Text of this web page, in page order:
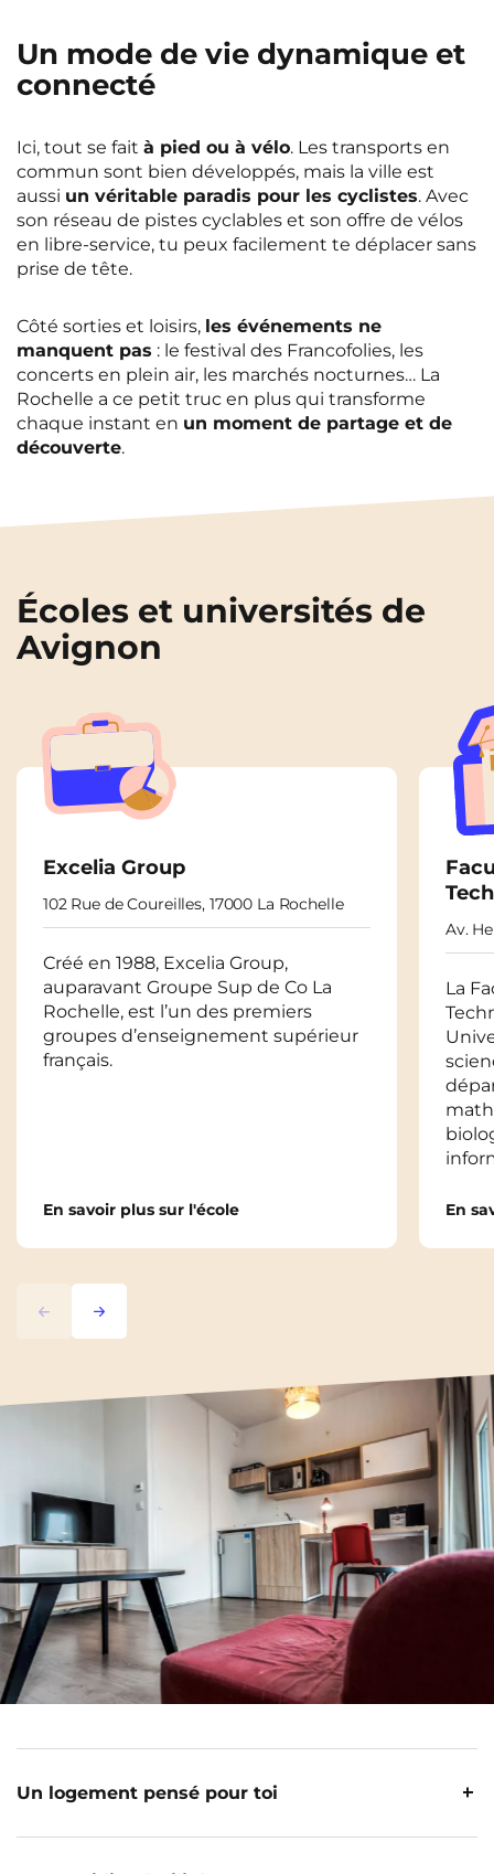
Un mode de vie dynamique et
connecté
Ici, tout se fait à pied ou à vélo. Les transports en
commun sont bien développés, mais la ville est
aussi un véritable paradis pour les cyclistes. Avec
son réseau de pistes cyclables et son offre de vélos
en libre-service, tu peux facilement te déplacer sans
prise de tête.
Côté sorties et loisirs, les événements ne
manquent pas : le festival des Francofolies, les
concerts en plein air, les marchés nocturnes… La
Rochelle a ce petit truc en plus qui transforme
chaque instant en un moment de partage et de
découverte.
Écoles et universités de
Avignon
PrécédentSuivant
Excelia Group
102 Rue de Coureilles, 17000 La Rochelle
Créé en 1988, Excelia Group,
auparavant Groupe Sup de Co La
Rochelle, est l’un des premiers
groupes d’enseignement supérieur
français.
En savoir plus sur l'école
Av.
La
En
Un logement pensé pour toi